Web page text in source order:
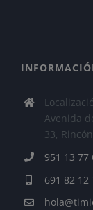
Avenida
33,
951 13 77
691 82 12